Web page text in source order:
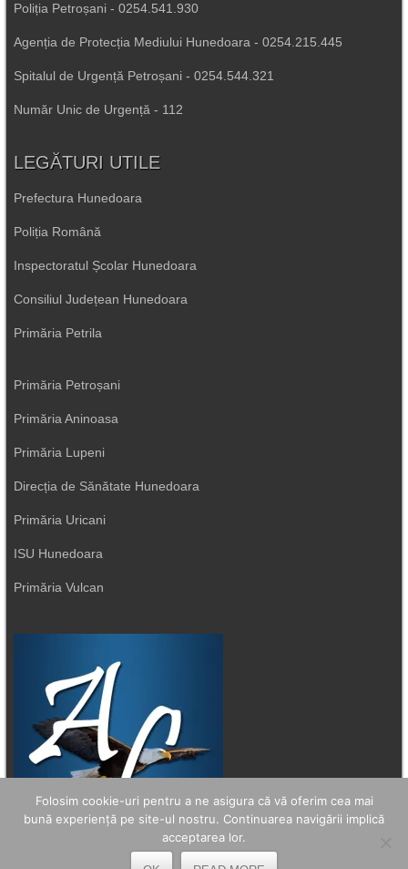
Poliția Petroșani - 0254.541.930
Agenția de Protecția Mediului Hunedoara - 0254.215.445
Spitalul de Urgență Petroșani - 0254.544.321
Număr Unic de Urgență - 112
LEGĂTURI UTILE
Prefectura Hunedoara
Poliția Română
Inspectoratul Școlar Hunedoara
Consiliul Județean Hunedoara
Primăria Petrila
Primăria Petroșani
Primăria Aninoasa
Primăria Lupeni
Direcția de Sănătate Hunedoara
Primăria Uricani
ISU Hunedoara
Primăria Vulcan
Folosim cookie-uri pentru a ne asigura că vă oferim cea mai
bună experiență pe site-ul nostru. Continuarea navigării implică
acceptarea lor.